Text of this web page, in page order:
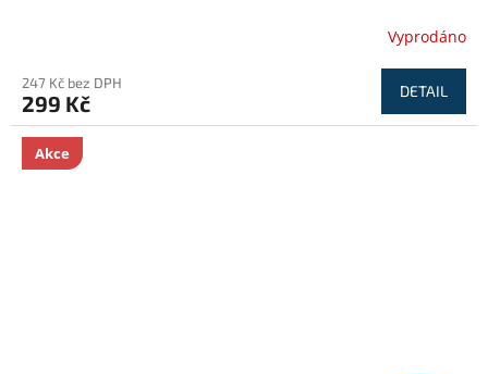
Vyprodáno
247 Kč bez DPH
299 Kč DETAIL
Akce